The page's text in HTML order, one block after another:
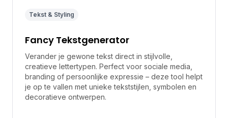
Tekst & Styling
Fancy Tekstgenerator
Verander je gewone tekst direct in stijlvolle,
creatieve lettertypen. Perfect voor sociale media,
branding of persoonlijke expressie – deze tool helpt
je op te vallen met unieke tekststijlen, symbolen en
decoratieve ontwerpen.